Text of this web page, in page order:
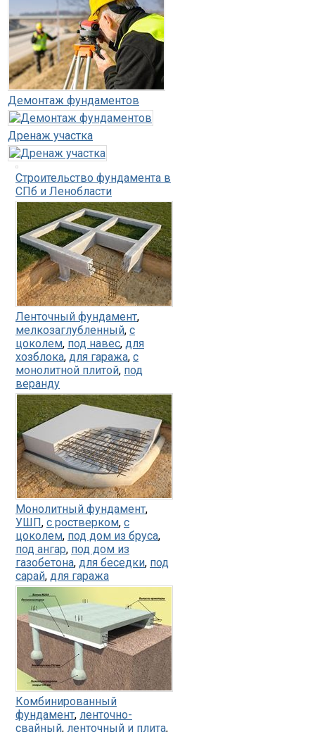
Демонтаж фундаментов
Дренаж участка
Строительство фундамента в
СПб и Ленобласти
Ленточный фундамент,
мелкозаглубленный, с
цоколем, под навес, для
хозблока, для гаража, с
монолитной плитой, под
веранду
Монолитный фундамент,
УШП, с ростверком, с
цоколем, под дом из бруса,
под ангар, под дом из
газобетона, для беседки, под
сарай, для гаража
Комбинированный
фундамент, ленточно-
свайный, ленточный и плита,